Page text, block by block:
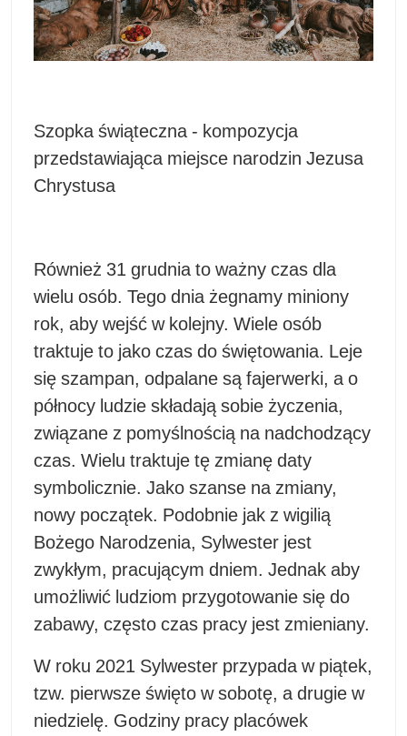
Szopka świąteczna - kompozycja
przedstawiająca miejsce narodzin Jezusa
Chrystusa
Również 31 grudnia to ważny czas dla
wielu osób. Tego dnia żegnamy miniony
rok, aby wejść w kolejny. Wiele osób
traktuje to jako czas do świętowania. Leje
się szampan, odpalane są fajerwerki, a o
północy ludzie składają sobie życzenia,
związane z pomyślnością na nadchodzący
czas. Wielu traktuje tę zmianę daty
symbolicznie. Jako szanse na zmiany,
nowy początek. Podobnie jak z wigilią
Bożego Narodzenia, Sylwester jest
zwykłym, pracującym dniem. Jednak aby
umożliwić ludziom przygotowanie się do
zabawy, często czas pracy jest zmieniany.
W roku 2021 Sylwester przypada w piątek,
tzw. pierwsze święto w sobotę, a drugie w
niedzielę. Godziny pracy placówek